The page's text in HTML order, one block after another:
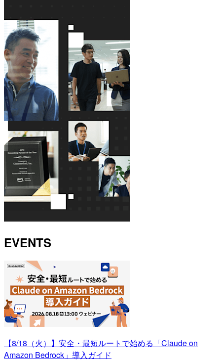
EVENTS
【8/18（火）】安全・最短ルートで始める「Claude on
Amazon Bedrock」導入ガイド